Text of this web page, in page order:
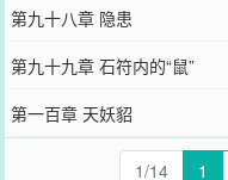
第九十八章 隐患
第九十九章 石符内的“鼠”
第一百章 天妖貂
1/14 1